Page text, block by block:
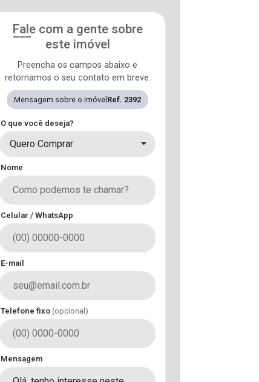
Fale com a gente sobre
este imóvel
Preencha os campos abaixo e
retornamos o seu contato em breve.
Mensagem sobre o imóvel Ref. 2392
O que você deseja?
Quero Comprar
Nome
Celular / WhatsApp
E-mail
Telefone fixo (opcional)
Mensagem